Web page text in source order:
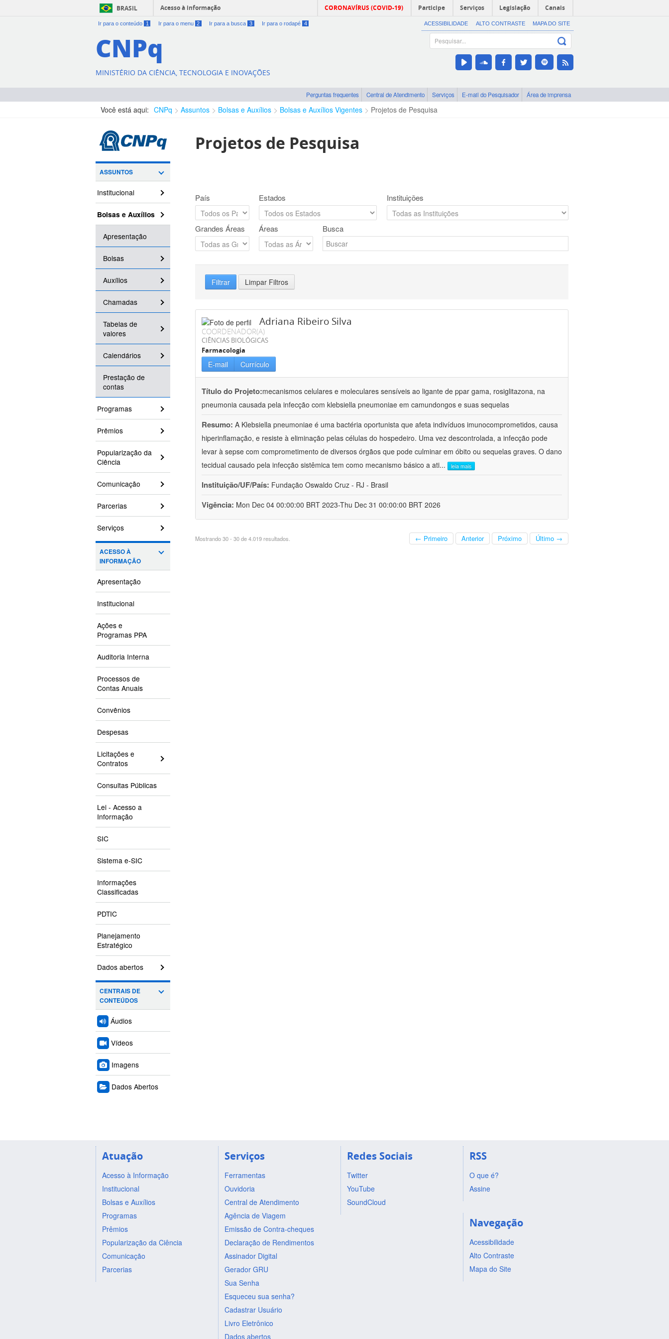
BRASIL Acesso à informação CORONAVÍRUS (COVID-19) Participe Serviços Legislação Canais
Ir para o conteúdo 1 Ir para o menu 2 Ir para a busca 3 Ir para o rodapé 4 ACESSIBILIDADE ALTO CONTRASTE MAPA DO SITE
CNPq
MINISTÉRIO DA CIÊNCIA, TECNOLOGIA E INOVAÇÕES
Perguntas frequentes Central de Atendimento Serviços E-mail do Pesquisador Área de imprensa
Você está aqui: CNPq Assuntos Bolsas e Auxílios Bolsas e Auxílios Vigentes Projetos de Pesquisa
ASSUNTOS
Institucional
Bolsas e Auxílios
Apresentação
Bolsas
Auxílios
Chamadas
Tabelas de
valores
Calendários
Prestação de
contas
Programas
Prêmios
Popularização da
Ciência
Comunicação
Parcerias
Serviços
ACESSO À
INFORMAÇÃO
Apresentação
Institucional
Ações e
Programas PPA
Auditoria Interna
Processos de
Contas Anuais
Convênios
Despesas
Licitações e
Contratos
Consultas Públicas
Lei - Acesso a
Informação
SIC
Sistema e-SIC
Informações
Classificadas
PDTIC
Planejamento
Estratégico
Dados abertos
CENTRAIS DE
CONTEÚDOS
Áudios
Vídeos
Imagens
Dados Abertos
Projetos de Pesquisa
País Estados Instituições
Grandes Áreas Áreas Busca
Filtrar Limpar Filtros
Adriana Ribeiro Silva
COORDENADOR(A)
CIÊNCIAS BIOLÓGICAS
Farmacologia
E-mail Currículo
Título do Projeto:mecanismos celulares e moleculares sensíveis ao ligante de ppar gama, rosiglitazona, na
pneumonia causada pela infecção com klebsiella pneumoniae em camundongos e suas sequelas
Resumo: A Klebsiella pneumoniae é uma bactéria oportunista que afeta indivíduos imunocomprometidos, causa
hiperinflamação, e resiste à eliminação pelas células do hospedeiro. Uma vez descontrolada, a infecção pode
levar à sepse com comprometimento de diversos órgãos que pode culminar em óbito ou sequelas graves. O dano
tecidual causado pela infecção sistêmica tem como mecanismo básico a ati... leia mais
Instituição/UF/País: Fundação Oswaldo Cruz - RJ - Brasil
Vigência: Mon Dec 04 00:00:00 BRT 2023-Thu Dec 31 00:00:00 BRT 2026
Mostrando 30 - 30 de 4.019 resultados. ← Primeiro Anterior Próximo Último →
Atuação
Acesso à Informação
Institucional
Bolsas e Auxílios
Programas
Prêmios
Popularização da Ciência
Comunicação
Parcerias
Serviços
Ferramentas
Ouvidoria
Central de Atendimento
Agência de Viagem
Emissão de Contra-cheques
Declaração de Rendimentos
Assinador Digital
Gerador GRU
Sua Senha
Esqueceu sua senha?
Cadastrar Usuário
Livro Eletrônico
Dados abertos
Redes Sociais
Twitter
YouTube
SoundCloud
RSS
O que é?
Assine
Navegação
Acessibilidade
Alto Contraste
Mapa do Site